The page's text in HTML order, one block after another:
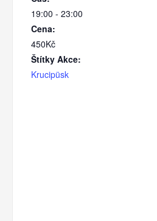
19:00 - 23:00
Cena:
450Kč
Štítky Akce:
Krucipüsk